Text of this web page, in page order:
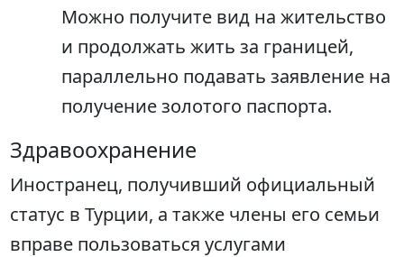
Можно получите вид на жительство
и продолжать жить за границей,
параллельно подавать заявление на
получение золотого паспорта.
Здравоохранение
Иностранец, получивший официальный
статус в Турции, а также члены его семьи
вправе пользоваться услугами